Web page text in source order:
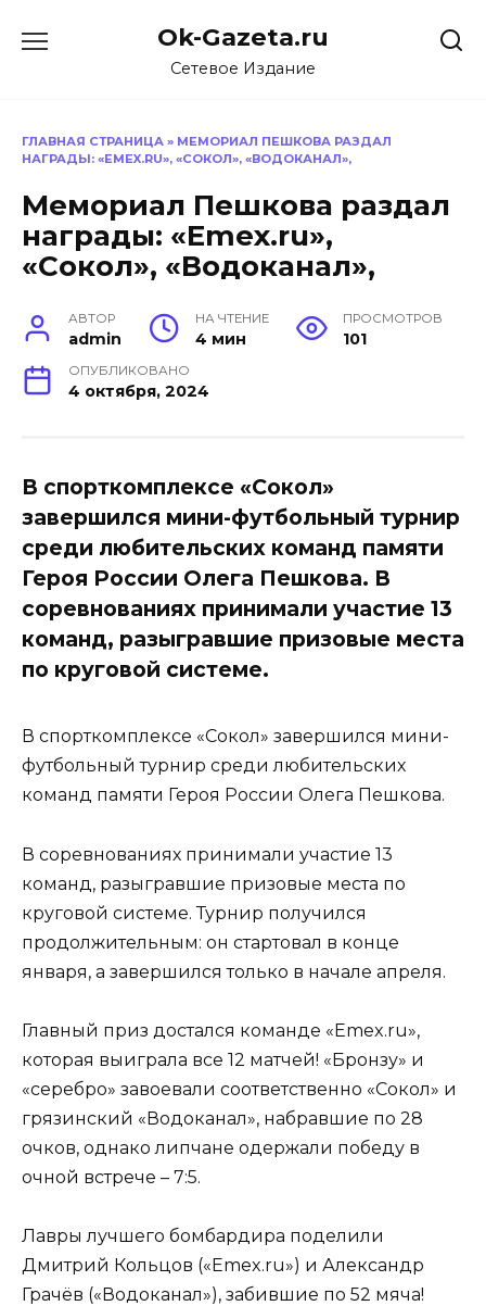
Ok-Gazeta.ru
Сетевое Издание
ГЛАВНАЯ СТРАНИЦА » МЕМОРИАЛ ПЕШКОВА РАЗДАЛ
НАГРАДЫ: «EMEX.RU», «СОКОЛ», «ВОДОКАНАЛ»,
Мемориал Пешкова раздал
награды: «Emex.ru»,
«Сокол», «Водоканал»,
АВТОР
admin
НА ЧТЕНИЕ
4 мин
ПРОСМОТРОВ
101
ОПУБЛИКОВАНО
4 октября, 2024
В спорткомплексе «Сокол»
завершился мини-футбольный турнир
среди любительских команд памяти
Героя России Олега Пешкова. В
соревнованиях принимали участие 13
команд, разыгравшие призовые места
по круговой системе.
В спорткомплексе «Сокол» завершился мини-
футбольный турнир среди любительских
команд памяти Героя России Олега Пешкова.
В соревнованиях принимали участие 13
команд, разыгравшие призовые места по
круговой системе. Турнир получился
продолжительным: он стартовал в конце
января, а завершился только в начале апреля.
Главный приз достался команде «Emex.ru»,
которая выиграла все 12 матчей! «Бронзу» и
«серебро» завоевали соответственно «Сокол» и
грязинский «Водоканал», набравшие по 28
очков, однако липчане одержали победу в
очной встрече – 7:5.
Лавры лучшего бомбардира поделили
Дмитрий Кольцов («Emex.ru») и Александр
Грачёв («Водоканал»), забившие по 52 мяча!